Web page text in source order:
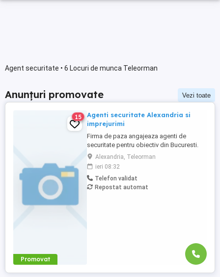
Agent securitate • 6 Locuri de munca Teleorman
Anunțuri promovate Vezi toate
Promovat
15
Agenti securitate Alexandria si
imprejurimi
Firma de paza angajeaza agenti de
securitate pentru obiectiv din Bucuresti.
Se ofera transport gratuit,program de
lucru in ture (24 48), salarizare 3400 lei net.
Mai multe detalii la telefon 0748199453.
Alexandria, Teleorman
ieri 08:32
Telefon validat
Repostat automat